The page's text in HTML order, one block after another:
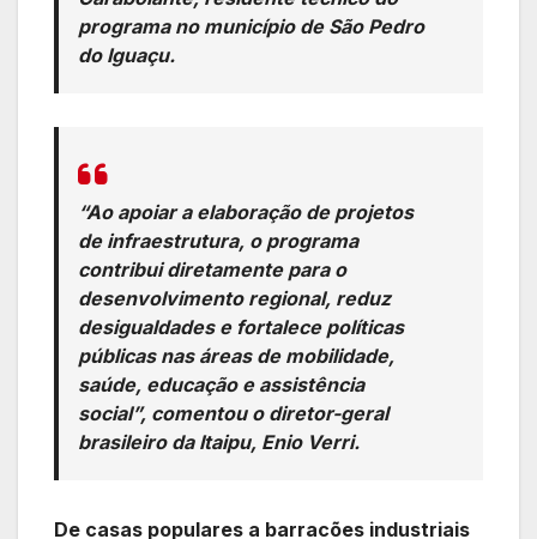
programa no município de São Pedro
do Iguaçu.
“Ao apoiar a elaboração de projetos
de infraestrutura, o programa
contribui diretamente para o
desenvolvimento regional, reduz
desigualdades e fortalece políticas
públicas nas áreas de mobilidade,
saúde, educação e assistência
social”, comentou o diretor-geral
brasileiro da Itaipu, Enio Verri.
De casas populares a barracões industriais